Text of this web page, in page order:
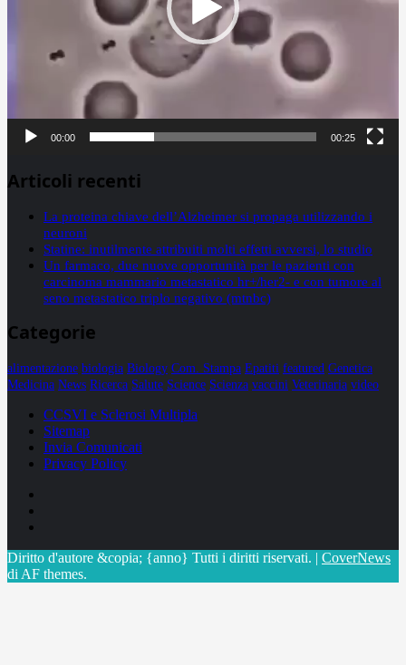
00:00 00:25
Articoli recenti
La proteina chiave dell’Alzheimer si propaga utilizzando i
neuroni
Statine: inutilmente attribuiti molti effetti avversi, lo studio
Un farmaco, due nuove opportunità per le pazienti con
carcinoma mammario metastatico hr+/her2- e con tumore al
seno metastatico triplo negativo (mtnbc)
Categorie
alimentazione biologia Biology Com. Stampa Epatiti featured Genetica
Medicina News Ricerca Salute Science Scienza vaccini Veterinaria video
CCSVI e Sclerosi Multipla
Sitemap
Invia Comunicati
Privacy Policy
Diritto d'autore &copia; {anno} Tutti i diritti riservati. | CoverNews
di AF themes.